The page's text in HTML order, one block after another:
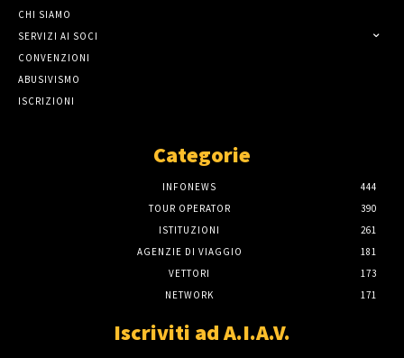
CHI SIAMO
SERVIZI AI SOCI
CONVENZIONI
ABUSIVISMO
ISCRIZIONI
Categorie
INFONEWS
444
TOUR OPERATOR
390
ISTITUZIONI
261
AGENZIE DI VIAGGIO
181
VETTORI
173
NETWORK
171
Iscriviti ad A.I.A.V.